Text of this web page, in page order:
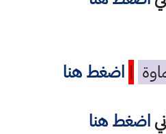
| اضغط هنا
اضغط هنا